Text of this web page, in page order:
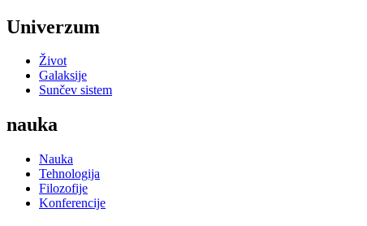
Univerzum
Život
Galaksije
Sunčev sistem
nauka
Nauka
Tehnologija
Filozofije
Konferencije